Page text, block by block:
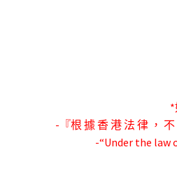
-『根 據 香 港 法 律 ，
-“Under the law